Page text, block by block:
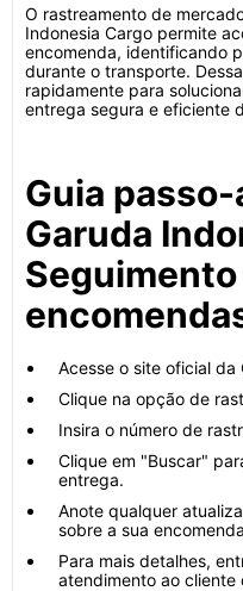
O rastreamento de
Indonesia Cargo permite
encomenda, identificando
durante o transporte.
rapidamente para
entrega segura e eficiente
Guia
Garuda
Seguimento
Acesse o site oficial da
Clique na opção de
Insira o número de
Clique em "Buscar"
entrega.
Anote qualquer
sobre a sua
Para mais detalhes,
atendimento ao cliente